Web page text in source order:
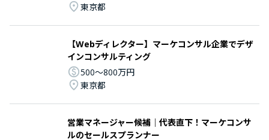
東京都
【Webディレクター】マーケコンサル企業でデザ
インコンサルティング
500〜800万円
東京都
営業マネージャー候補｜代表直下！マーケコンサ
ルのセールスプランナー